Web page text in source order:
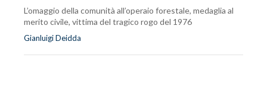
L’omaggio della comunità all’operaio forestale, medaglia al
merito civile, vittima del tragico rogo del 1976
Gianluigi Deidda